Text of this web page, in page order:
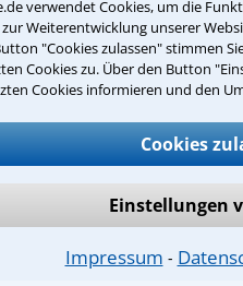
verwendet Cookies, um die
Weiterentwicklung unserer
"Cookies zulassen" stimmen
Cookies zu. Über den Button
Cookies informieren und den
Cookies
Einstellungen
Impressum ⁃
ergeben müsse, sondern
Es sei daher nicht
für die Auffangschale dienen
das Brett geschoben
vorliegt, sei
Lasten des Anmelders. Der
das nun den Inhalt der
BGH neu prüfen muss.